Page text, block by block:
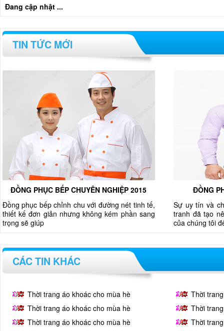
Đang cập nhật ...
TIN TỨC MỚI
ĐỒNG PHỤC BẾP CHUYÊN NGHIỆP 2015
Đồng phục bếp chỉnh chu với đường nét tinh tế,
thiết kế đơn giản nhưng không kém phần sang
trọng sẽ giúp
ĐỒNG
Sự uy tín và
tranh đã tạo
của chúng tôi
CÁC TIN KHÁC
Thời trang áo khoác cho mùa hè
Thời
Thời trang áo khoác cho mùa hè
Thời
Thời trang áo khoác cho mùa hè
Thời